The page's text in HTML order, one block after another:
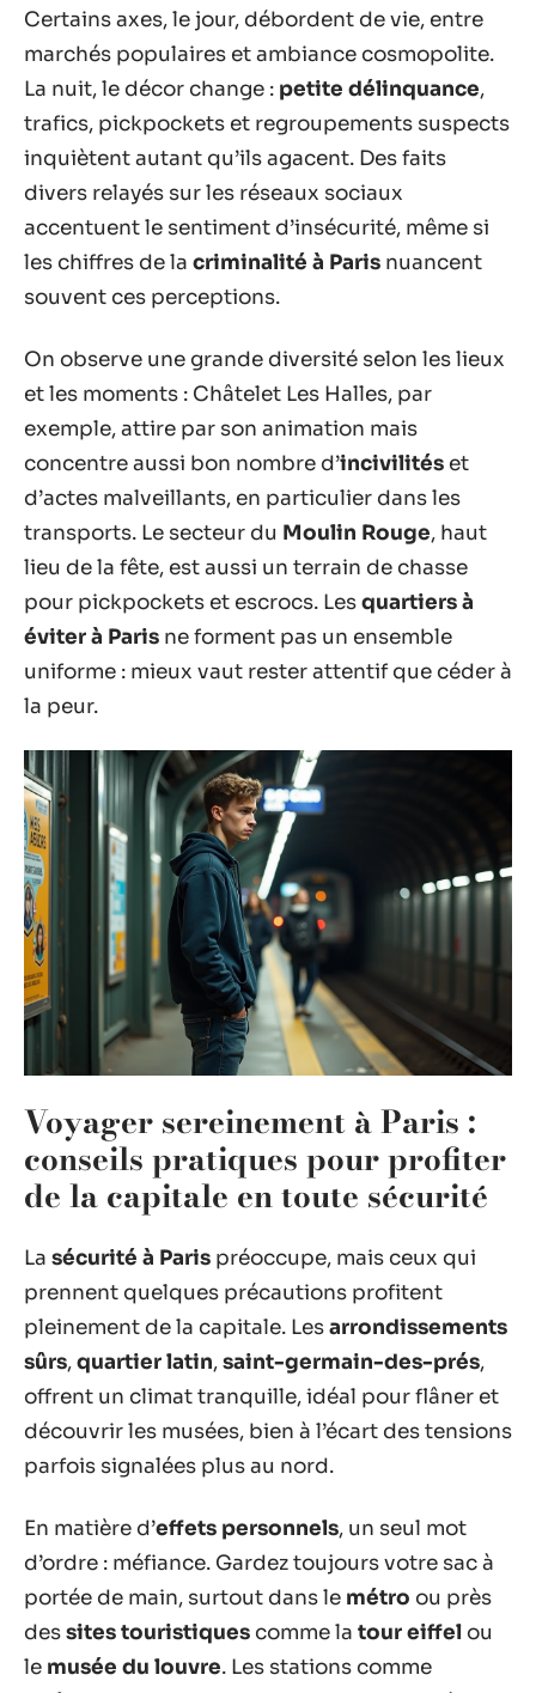
Certains axes, le jour, débordent de vie, entre
marchés populaires et ambiance cosmopolite.
La nuit, le décor change : petite délinquance,
trafics, pickpockets et regroupements suspects
inquiètent autant qu’ils agacent. Des faits
divers relayés sur les réseaux sociaux
accentuent le sentiment d’insécurité, même si
les chiffres de la criminalité à Paris nuancent
souvent ces perceptions.
On observe une grande diversité selon les lieux
et les moments : Châtelet Les Halles, par
exemple, attire par son animation mais
concentre aussi bon nombre d’incivilités et
d’actes malveillants, en particulier dans les
transports. Le secteur du Moulin Rouge, haut
lieu de la fête, est aussi un terrain de chasse
pour pickpockets et escrocs. Lesquartiers à
éviter à Paris ne forment pas un ensemble
uniforme : mieux vaut rester attentif que céder à
la peur.
Voyager sereinement à Paris :
conseils pratiques pour profiter
de la capitale en toute sécurité
La sécurité à Paris préoccupe, mais ceux qui
prennent quelques précautions profitent
pleinement de la capitale. Lesarrondissements
sûrs,quartier latin,saint-germain-des-prés,
offrent un climat tranquille, idéal pour flâner et
découvrir les musées, bien à l’écart des tensions
parfois signalées plus au nord.
En matière d’effets personnels, un seul mot
d’ordre : méfiance. Gardez toujours votre sac à
portée de main, surtout dans le métro ou près
dessites touristiques comme la tour eiffel ou
le musée du louvre. Les stations comme